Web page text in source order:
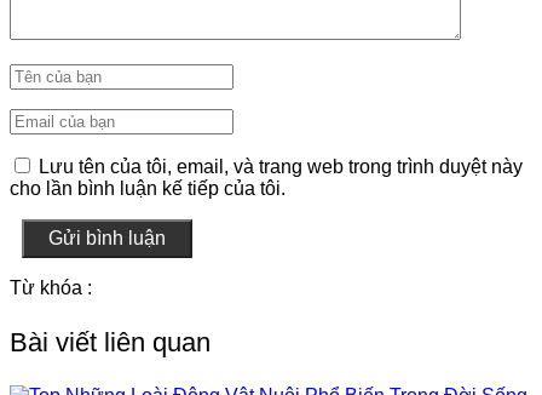
Lưu tên của tôi, email, và trang web trong trình duyệt này
cho lần bình luận kế tiếp của tôi.
Gửi bình luận
Từ khóa :
Bài viết liên quan